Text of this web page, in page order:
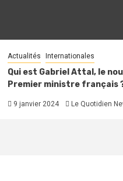
Actualités Internationales
Qui est Gabriel Attal, le
Premier ministre français
9 janvier 2024 Le Quotidien